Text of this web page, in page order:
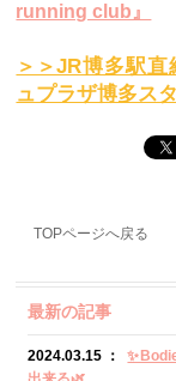
running club』
＞＞JR博多駅
ュプラザ博多ス
TOPページへ戻る
最新の記事
2024.03.15 ：